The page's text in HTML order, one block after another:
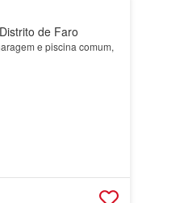
de Faro
e piscina comum,